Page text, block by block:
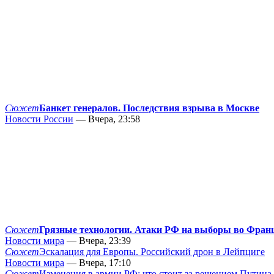
СюжетБанкет генералов. Последствия взрыва в Москве
Новости России — Вчера, 23:58
СюжетГрязные технологии. Атаки РФ на выборы во
Новости мира — Вчера, 23:39
СюжетЭскалация для Европы. Российский дрон в Лейпциге
Новости мира — Вчера, 17:10